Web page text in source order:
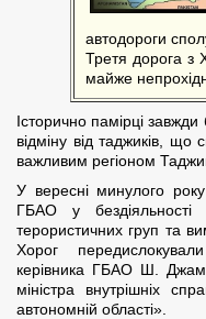
автодороги
Третя дорога з
майже
Історично памірці
відміну від таджиків,
важливим регіоном
У вересні минулого
ГБАО у бездіяльності
терористичних груп та
Хорог
керівника ГБАО Ш.
міністра внутрішніх
автономній області».